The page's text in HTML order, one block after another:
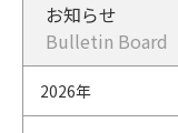
お知らせ
Bulletin Board
2026年